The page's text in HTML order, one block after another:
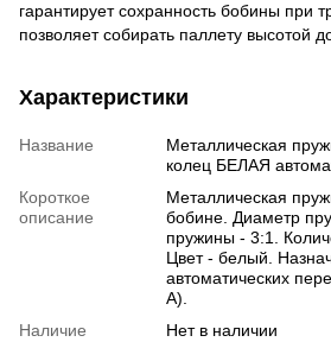
гарантирует сохранность бобины при
позволяет собирать паллету высотой
Характеристики
Название
Металлическая
колец БЕЛАЯ
Короткое
описание
Металлическая
бобине. Диаметр
пружины - 3:1.
Цвет - белый.
автоматических
А).
Наличие
Нет в наличии